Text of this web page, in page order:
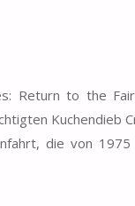
Return to the
die von